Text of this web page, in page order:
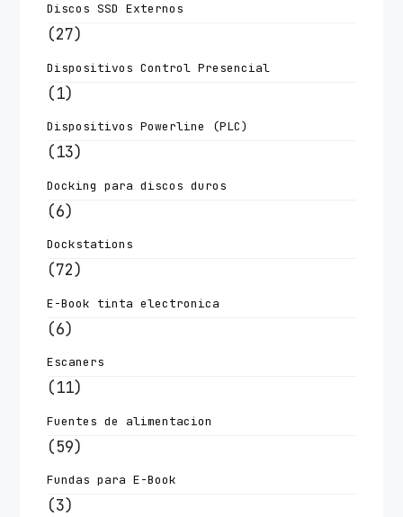
Discos SSD Externos
(27)
Dispositivos Control Presencial
(1)
Dispositivos Powerline (PLC)
(13)
Docking para discos duros
(6)
Dockstations
(72)
E-Book tinta electronica
(6)
Escaners
(11)
Fuentes de alimentacion
(59)
Fundas para E-Book
(3)